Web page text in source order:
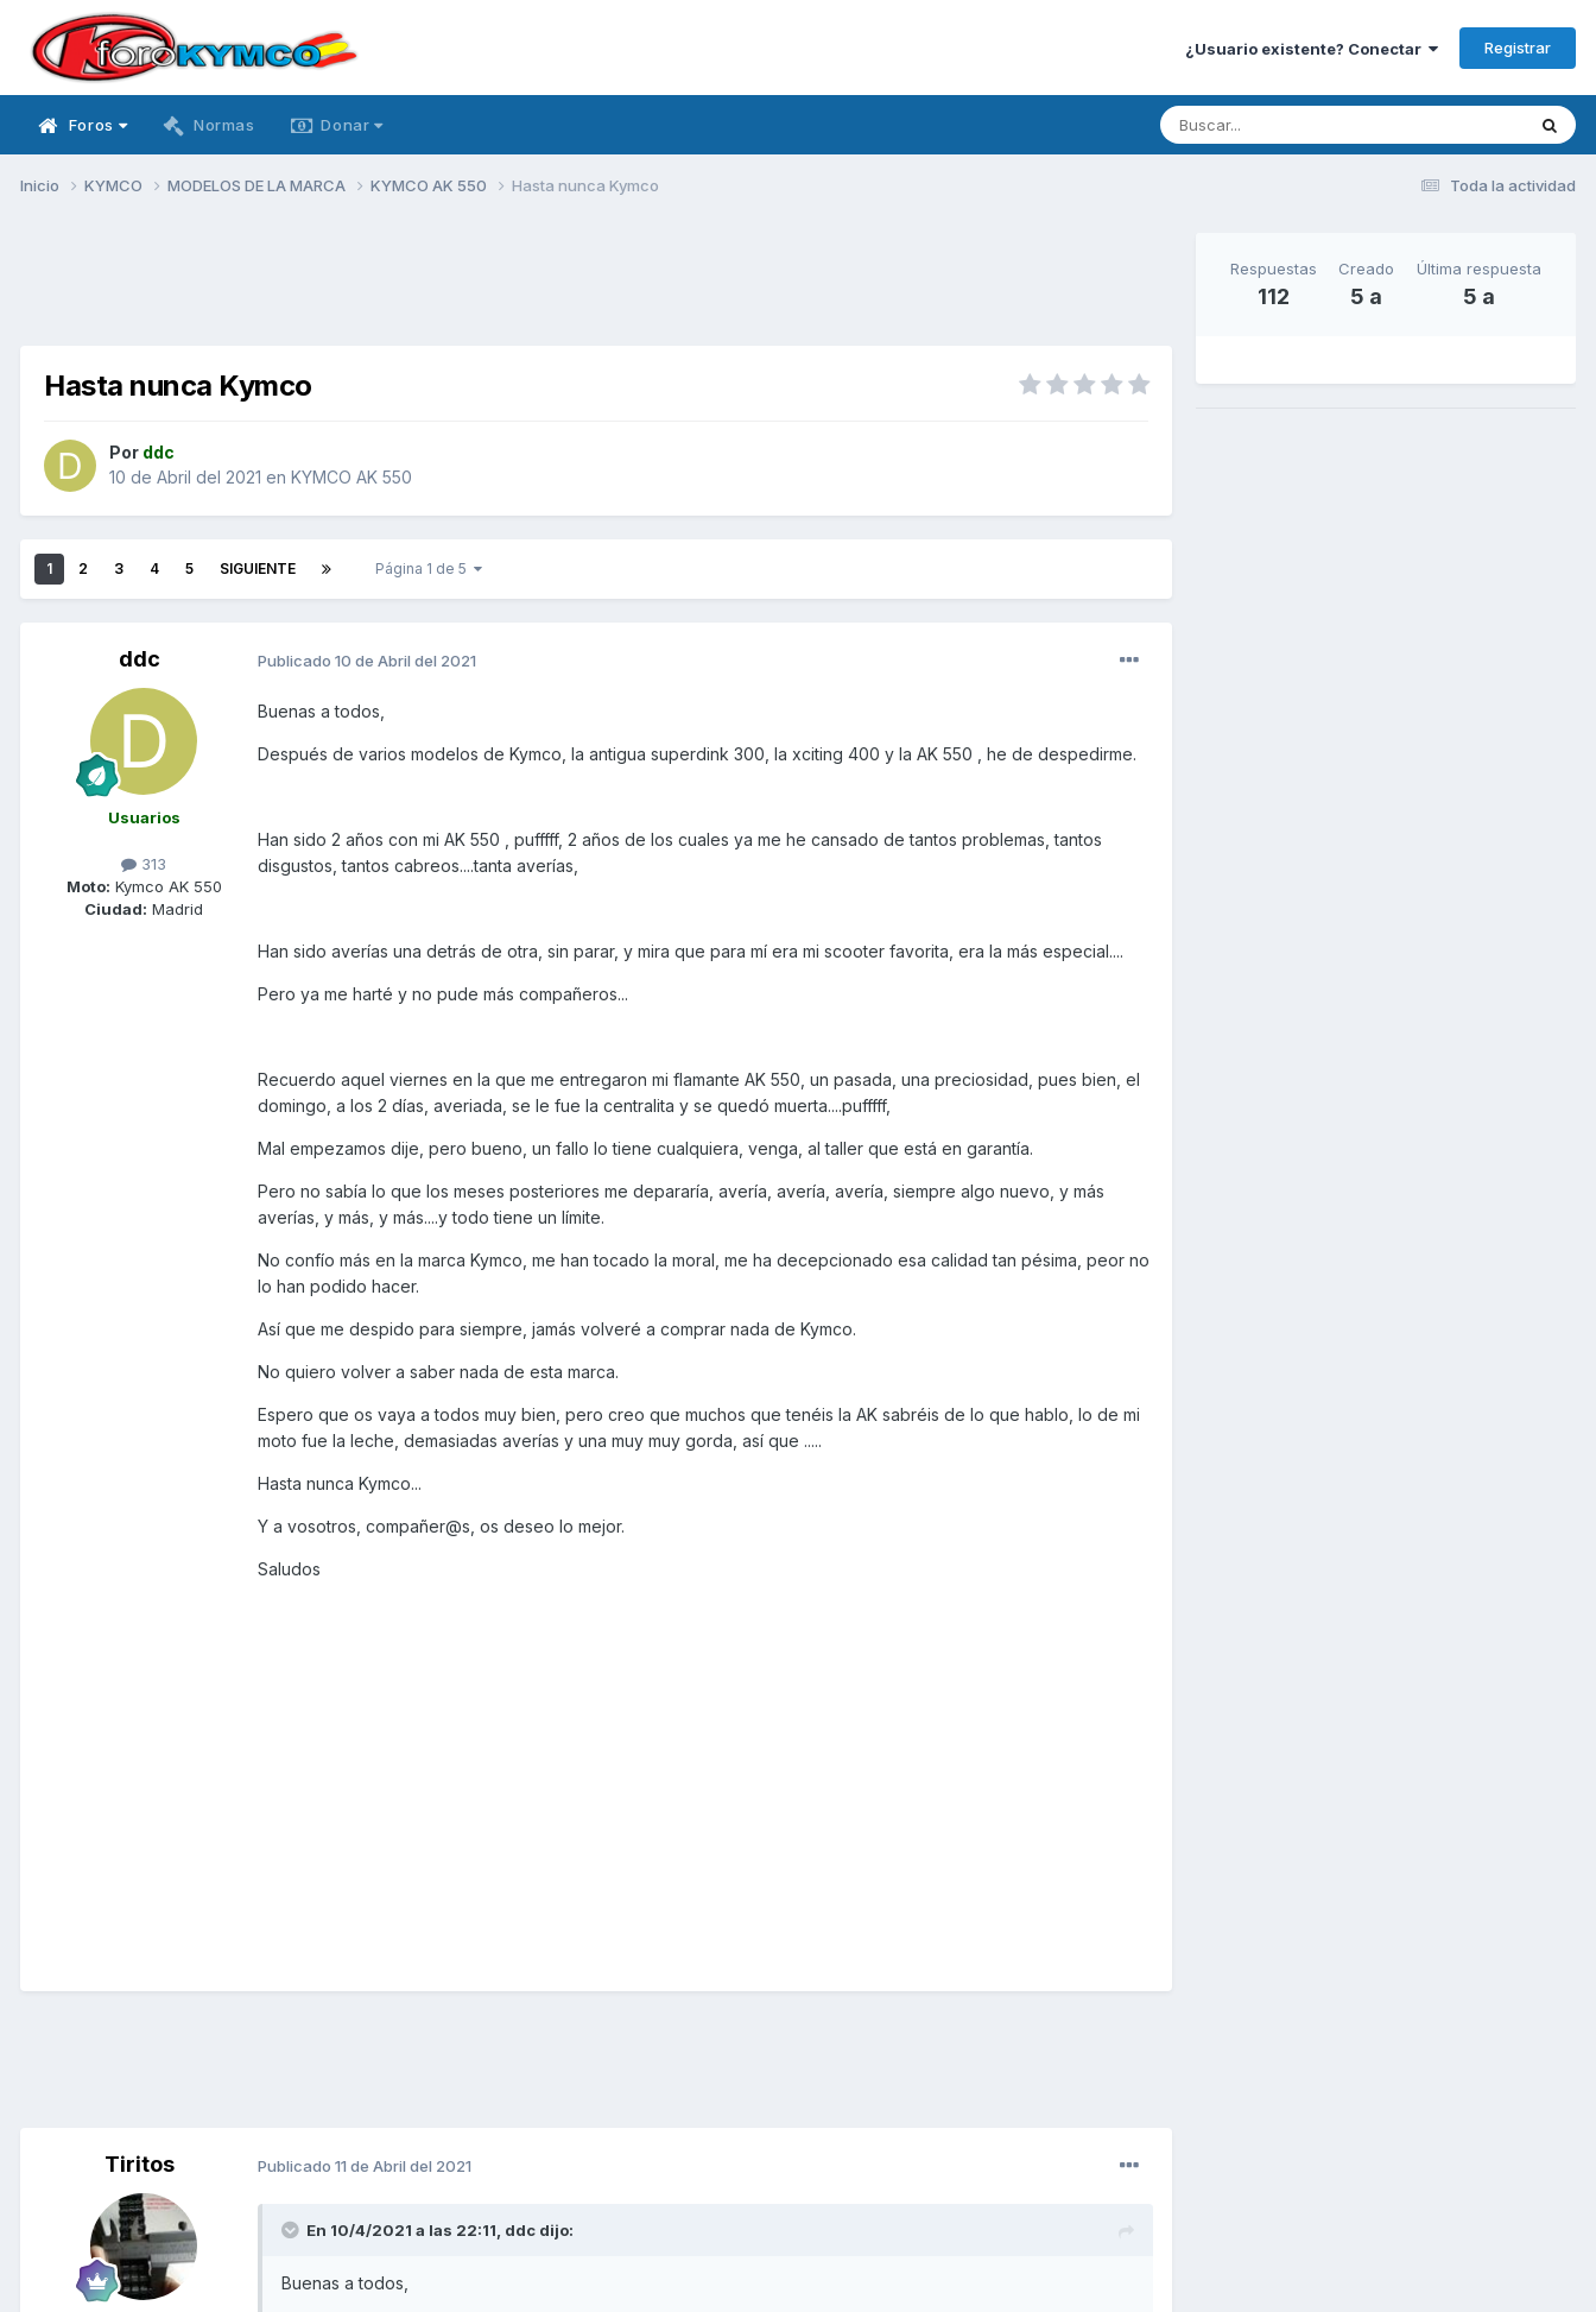
¿Usuario existente? Conectar Registrar
Foros Normas Donar
Toda la actividad
Inicio KYMCO MODELOS DE LA MARCA KYMCO AK 550 Hasta nunca Kymco
Hasta nunca Kymco
Por ddc
10 de Abril del 2021 en KYMCO AK 550
1 2 3 4 5 SIGUIENTE Página 1 de 5
ddc
Usuarios
313
Moto: Kymco AK 550
Ciudad: Madrid
Publicado 10 de Abril del 2021
Buenas a todos,
Después de varios modelos de Kymco, la antigua superdink 300, la xciting 400 y la AK 550 , he de despedirme.
Han sido 2 años con mi AK 550 , pufffff, 2 años de los cuales ya me he cansado de tantos problemas, tantos
disgustos, tantos cabreos....tanta averías,
Han sido averías una detrás de otra, sin parar, y mira que para mí era mi scooter favorita, era la más especial....
Pero ya me harté y no pude más compañeros...
Recuerdo aquel viernes en la que me entregaron mi flamante AK 550, un pasada, una preciosidad, pues bien, el
domingo, a los 2 días, averiada, se le fue la centralita y se quedó muerta....pufffff,
Mal empezamos dije, pero bueno, un fallo lo tiene cualquiera, venga, al taller que está en garantía.
Pero no sabía lo que los meses posteriores me depararía, avería, avería, avería, siempre algo nuevo, y más
averías, y más, y más....y todo tiene un límite.
No confío más en la marca Kymco, me han tocado la moral, me ha decepcionado esa calidad tan pésima, peor no
lo han podido hacer.
Así que me despido para siempre, jamás volveré a comprar nada de Kymco.
No quiero volver a saber nada de esta marca.
Espero que os vaya a todos muy bien, pero creo que muchos que tenéis la AK sabréis de lo que hablo, lo de mi
moto fue la leche, demasiadas averías y una muy muy gorda, así que .....
Hasta nunca Kymco...
Y a vosotros, compañer@s, os deseo lo mejor.
Saludos
Tiritos Publicado 11 de Abril del 2021
En 10/4/2021 a las 22:11, ddc dijo:
Buenas a todos,
Respuestas
112
Creado
5 a
Última respuesta
5 a